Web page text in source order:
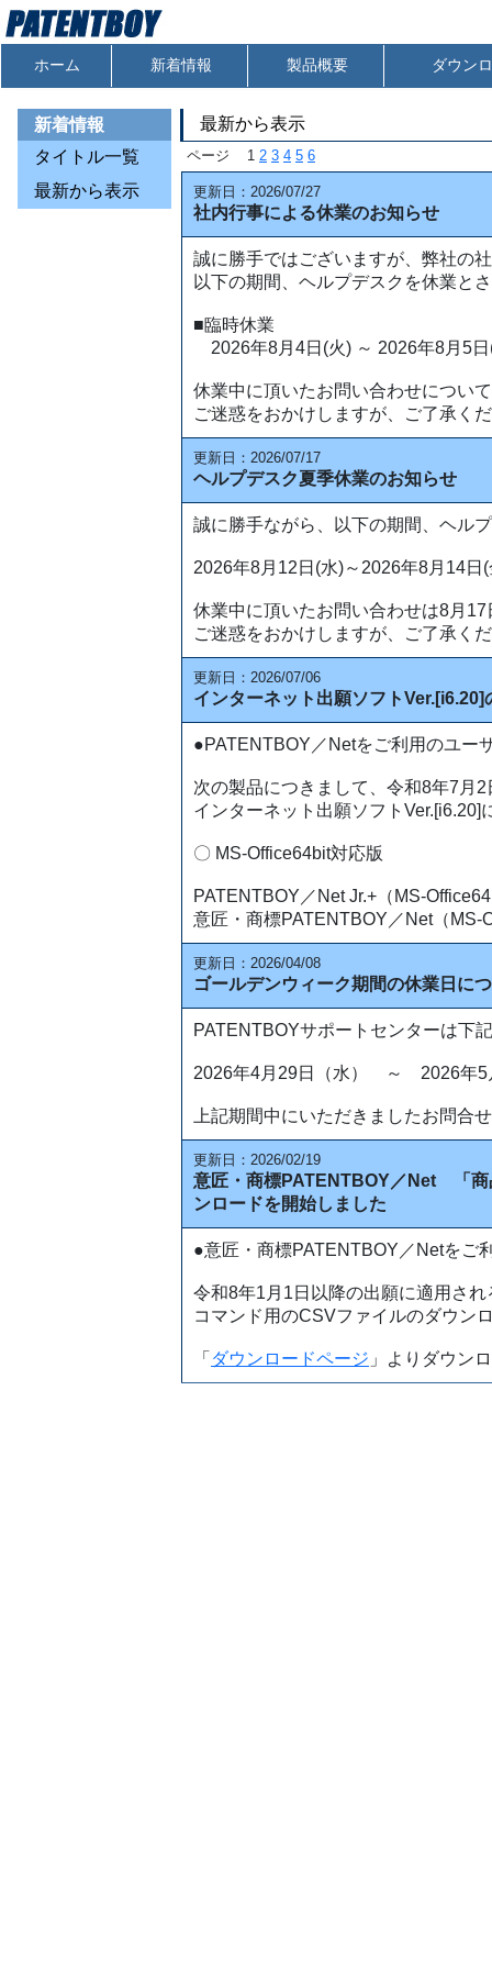
ホーム 新着情報 製品概要 ダウン
新着情報
タイトル一覧
最新から表示
最新から表示
ページ 1 2 3 4 5 6
更新日：2026/07/27
社内行事による休業のお知らせ
誠に勝手ではございますが、弊社の
以下の期間、ヘルプデスクを休業と
■臨時休業
2026年8月4日(火) ～ 2026年8月5日
休業中に頂いたお問い合わせについ
ご迷惑をおかけしますが、ご了承く
更新日：2026/07/17
ヘルプデスク夏季休業のお知らせ
誠に勝手ながら、以下の期間、ヘル
2026年8月12日(水)～2026年8月14日(
休業中に頂いたお問い合わせは8月
ご迷惑をおかけしますが、ご了承く
更新日：2026/07/06
インターネット出願ソフト
●PATENTBOY／Netをご利用のユー
次の製品につきまして、令和8年7月
インターネット出願ソフト
〇 MS-Office64bit対応版
PATENTBOY／Net Jr.+（MS-
意匠・商標PATENTBOY／Net（
更新日：2026/04/08
ゴールデンウィーク期間の休業日に
PATENTBOYサポートセンターは下
2026年4月29日（水） ～ 2026年5
上記期間中にいただきましたお問合
更新日：2026/02/19
意匠・商標PATENTBOY／Net 「商
ンロードを開始しました
●意匠・商標PATENTBOY／Netをご
令和8年1月1日以降の出願に適用さ
コマンド用のCSVファイルのダウン
「 ダウンロードページ 」よりダウン